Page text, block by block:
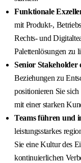
Funktionale
mit Produkt-,
Rechts- und
Palettenlösungen zu
Senior Stakeholder
Beziehungen zu
positionieren Sie
mit einer starken
Teams führen und
leistungsstarkes
Sie eine Kultur des
kontinuierlichen